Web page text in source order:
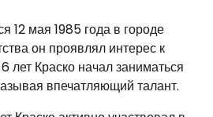
12 мая 1985 года в городе
он проявлял интерес к
лет Краско начал заниматься
впечатляющий талант.